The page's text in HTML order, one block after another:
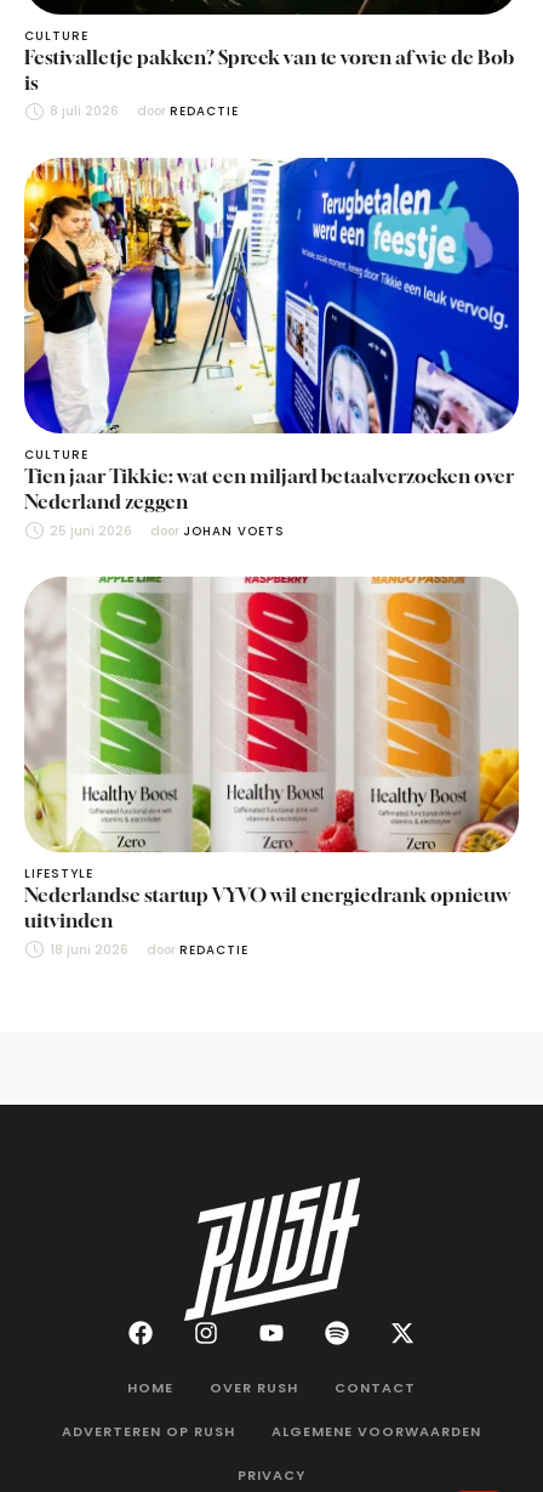
CULTURE
Festivalletje pakken? Spreek van te voren af wie de Bob
is
8 juli 2026 door REDACTIE
CULTURE
Tien jaar Tikkie: wat een miljard betaalverzoeken over
Nederland zeggen
25 juni 2026 door JOHAN VOETS
LIFESTYLE
Nederlandse startup VYVO wil energiedrank opnieuw
uitvinden
18 juni 2026 door REDACTIE
HOME OVER RUSH CONTACT
ADVERTEREN OP RUSH ALGEMENE VOORWAARDEN
PRIVACY